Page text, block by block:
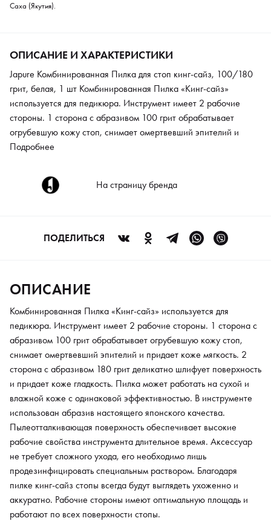
Саха (Якутия).
ОПИСАНИЕ И ХАРАКТЕРИСТИКИ
Japure Комбинированная Пилка для стоп кинг-сайз, 100/180
грит, белая, 1 шт Комбинированная Пилка «Кинг-сайз»
используется для педикюра. Инструмент имеет 2 рабочие
стороны. 1 сторона с абразивом 100 грит обрабатывает
огрубевшую кожу стоп, снимает омертвевший эпителий и
придает коже мягкость. 2 сторона с абразивом 180 грит
Пилка может работать на сухой и влажной коже с одинаковой
эффективностью. В инструменте использован абразив
инструмента длительное время. Аксессуар не требует
сложного ухода, его необходимо лишь продезинфицировать
стороны имеют оптимальную площадь и работают по всех
поверхности стопы.
Подробнее
На страницу бренда
ПОДЕЛИТЬСЯ
ОПИСАНИЕ
Комбинированная Пилка «Кинг-сайз» используется для
педикюра. Инструмент имеет 2 рабочие стороны. 1 сторона с
абразивом 100 грит обрабатывает огрубевшую кожу стоп,
снимает омертвевший эпителий и придает коже мягкость. 2
сторона с абразивом 180 грит деликатно шлифует поверхность
и придает коже гладкость. Пилка может работать на сухой и
влажной коже с одинаковой эффективностью. В инструменте
использован абразив настоящего японского качества.
Пылеотталкивающая поверхность обеспечивает высокие
рабочие свойства инструмента длительное время. Аксессуар
не требует сложного ухода, его необходимо лишь
продезинфицировать специальным раствором. Благодаря
пилке кинг-сайз стопы всегда будут выглядеть ухоженно и
аккуратно. Рабочие стороны имеют оптимальную площадь и
работают по всех поверхности стопы.